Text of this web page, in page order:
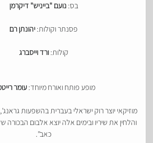
בס:נועם"בייניש"דיקרמן
פסנתר וקולות:יהונתן רם
קולות:ורד וייסברג
מופע פותח ואורח מיוחד:עומר
מוזיקאי יוצר רוק ישראלי בעברית בהשפעות
והלחין את שיריו ובימים אלה יוצא אלבום
כאב".